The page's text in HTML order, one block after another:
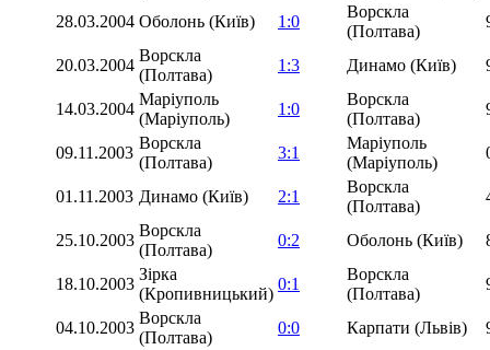
28.03.2004 Оболонь (Київ) 1:0
Ворскла
(Полтава)
20.03.2004
Ворскла
(Полтава)
1:3 Динамо (Київ)
14.03.2004
Маріуполь
(Маріуполь)
1:0
Ворскла
(Полтава)
09.11.2003
Ворскла
(Полтава)
3:1
Маріуполь
(Маріуполь)
01.11.2003 Динамо (Київ) 2:1
Ворскла
(Полтава)
25.10.2003
Ворскла
(Полтава)
0:2 Оболонь (Київ)
18.10.2003
Зірка
(Кропивницький)
0:1
Ворскла
(Полтава)
04.10.2003
Ворскла
(Полтава)
0:0 Карпати (Львів)